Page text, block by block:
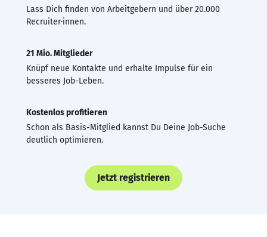
Lass Dich finden von Arbeitgebern und über 20.000
Recruiter·innen.
21 Mio. Mitglieder
Knüpf neue Kontakte und erhalte Impulse für ein
besseres Job-Leben.
Kostenlos profitieren
Schon als Basis-Mitglied kannst Du Deine Job-Suche
deutlich optimieren.
Jetzt registrieren